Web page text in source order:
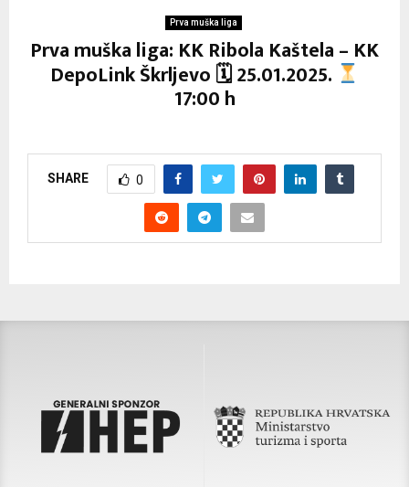
Prva muška liga
Prva muška liga: KK Ribola Kaštela – KK
DepoLink Škrljevo 🗓 25.01.2025.
17:00 h
SHARE 0